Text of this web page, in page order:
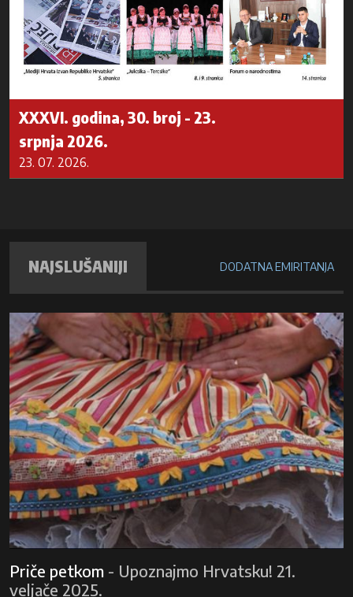
XXXVI. godina, 30. broj - 23.
srpnja 2026.
23. 07. 2026.
NAJSLUŠANIJI DODATNA EMIRITANJA
Priče petkom - Upoznajmo Hrvatsku! 21.
veljače 2025.